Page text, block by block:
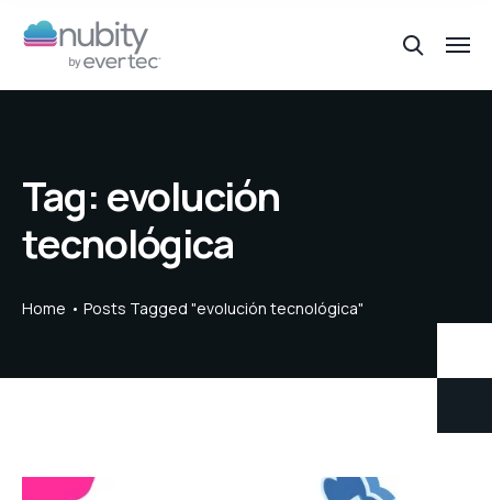
Tag: evolución
tecnológica
Home Posts Tagged "evolución tecnológica"